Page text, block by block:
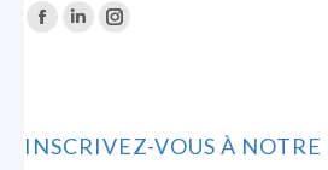
Trouvez nous sur :
La
dans
La
dans
La
dans
INSCRIVEZ-VOUS À